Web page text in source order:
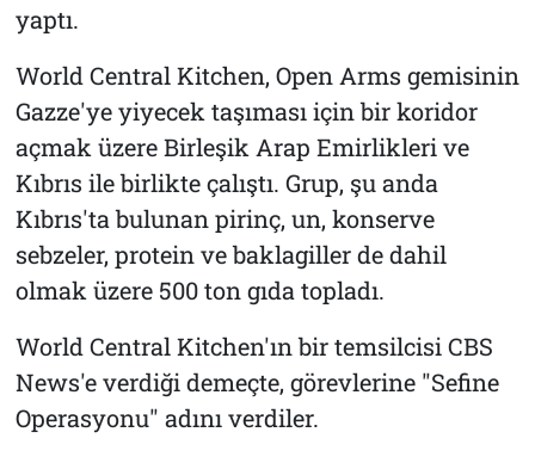
yaptı.
World Central Kitchen, Open Arms gemisinin
Gazze'ye yiyecek taşıması için bir koridor
açmak üzere Birleşik Arap Emirlikleri ve
Kıbrıs ile birlikte çalıştı. Grup, şu anda
Kıbrıs'ta bulunan pirinç, un, konserve
sebzeler, protein ve baklagiller de dahil
olmak üzere 500 ton gıda topladı.
World Central Kitchen'ın bir temsilcisi CBS
News'e verdiği demeçte, görevlerine "Sefine
Operasyonu" adını verdiler.